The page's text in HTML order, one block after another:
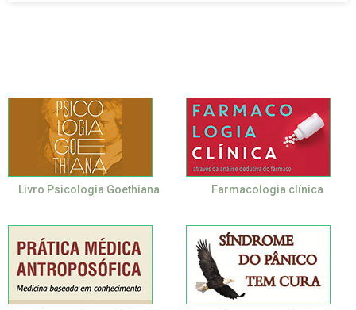
Livro Psicologia Goethiana Farmacologia clínica